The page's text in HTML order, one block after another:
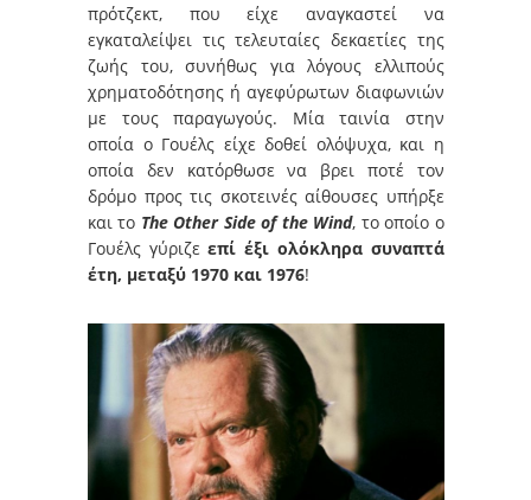
πρότζεκτ, που είχε αναγκαστεί να
εγκαταλείψει τις τελευταίες δεκαετίες της
ζωής του, συνήθως για λόγους ελλιπούς
χρηματοδότησης ή αγεφύρωτων διαφωνιών
με τους παραγωγούς. Μία ταινία στην
οποία ο Γουέλς είχε δοθεί ολόψυχα, και η
οποία δεν κατόρθωσε να βρει ποτέ τον
δρόμο προς τις σκοτεινές αίθουσες υπήρξε
και το The Other Side of the Wind, το οποίο ο
Γουέλς γύριζεεπί έξι ολόκληρα συναπτά
έτη, μεταξύ 1970 και 1976!